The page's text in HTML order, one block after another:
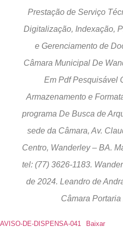
Prestação de Serviço
Digitalização, Indexação,
e Gerenciamento de
Câmara Municipal De
Em Pdf Pesquisável
Armazenamento e
programa De Busca de
sede da Câmara, Av.
Centro, Wanderley – BA.
tel: (77) 3626-1183.
de 2024. Leandro de
Câmara Portaria
AVISO-DE-DISPENSA-041 Baixar